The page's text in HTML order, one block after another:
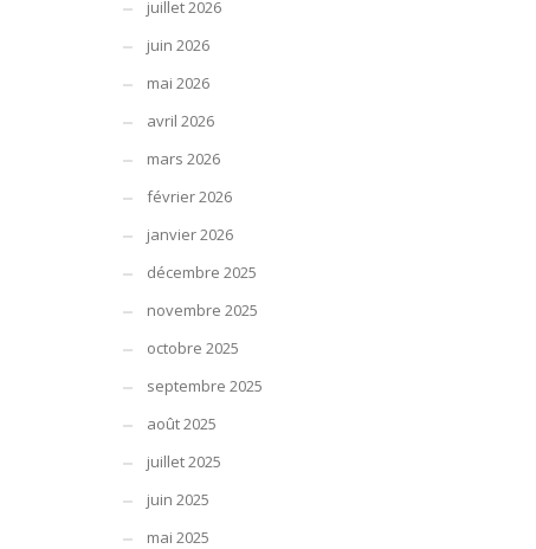
juillet 2026
juin 2026
mai 2026
avril 2026
mars 2026
février 2026
janvier 2026
décembre 2025
novembre 2025
octobre 2025
septembre 2025
août 2025
juillet 2025
juin 2025
mai 2025